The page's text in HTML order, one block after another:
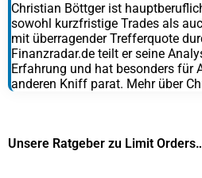
Christian Böttger ist
sowohl kurzfristige Trades als
mit überragender Trefferquote
Finanzradar.de teilt er seine
Erfahrung und hat besonders für
anderen Kniff parat. Mehr über
Unsere Ratgeber zu Limit